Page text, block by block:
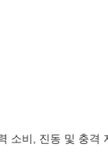
소비, 진동 및 충격